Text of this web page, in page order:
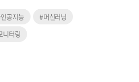
공지능
#머신러닝
니터링